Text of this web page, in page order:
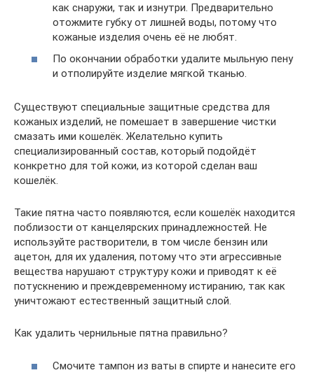
как снаружи, так и изнутри. Предварительно
отожмите губку от лишней воды, потому что
кожаные изделия очень её не любят.
По окончании обработки удалите мыльную пену
и отполируйте изделие мягкой тканью.
Существуют специальные защитные средства для
кожаных изделий, не помешает в завершение чистки
смазать ими кошелёк. Желательно купить
специализированный состав, который подойдёт
конкретно для той кожи, из которой сделан ваш
кошелёк.
Такие пятна часто появляются, если кошелёк находится
поблизости от канцелярских принадлежностей. Не
используйте растворители, в том числе бензин или
ацетон, для их удаления, потому что эти агрессивные
вещества нарушают структуру кожи и приводят к её
потускнению и преждевременному истиранию, так как
уничтожают естественный защитный слой.
Как удалить чернильные пятна правильно?
Смочите тампон из ваты в спирте и нанесите его